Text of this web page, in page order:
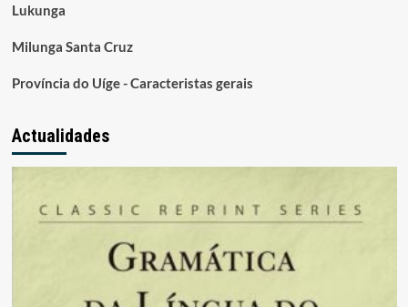
Lukunga
Milunga Santa Cruz
Província do Uíge - Caracteristas gerais
Actualidades